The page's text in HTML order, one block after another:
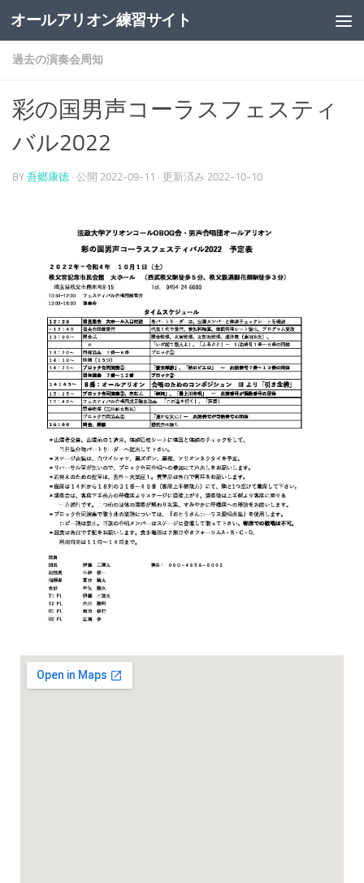
コンテンツの下
オールアリオン練習サイト
過去の演奏会周知
彩の国男声コーラスフェスティ
バル2022
BY 吾郷康徳 · 公開 2022-09-11 · 更新済み 2022-10-10